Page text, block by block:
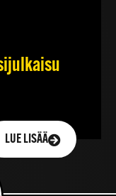
LUE LISÄÄ